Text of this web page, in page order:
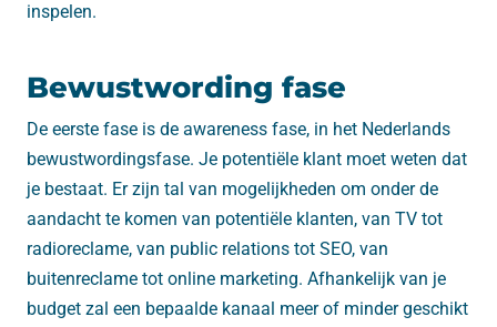
inspelen.
Bewustwording fase
De eerste fase is de awareness fase, in het Nederlands
bewustwordingsfase. Je potentiële klant moet weten dat
je bestaat. Er zijn tal van mogelijkheden om onder de
aandacht te komen van potentiële klanten, van TV tot
radioreclame, van public relations tot SEO, van
buitenreclame tot online marketing. Afhankelijk van je
budget zal een bepaalde kanaal meer of minder geschikt